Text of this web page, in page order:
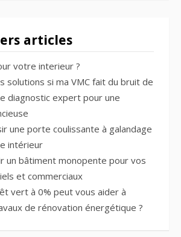
articles
votre interieur ?
solutions si ma VMC fait du bruit de
diagnostic expert pour une
une porte coulissante à galandage
intérieur
un bâtiment monopente pour vos
et commerciaux
vert à 0% peut vous aider à
de rénovation énergétique ?